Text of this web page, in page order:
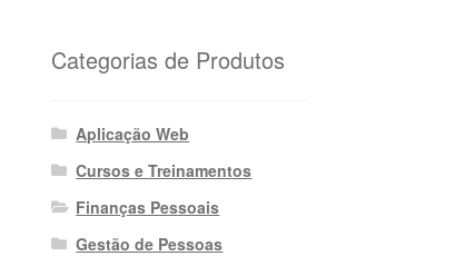
Categorias de Produtos
Aplicação Web
Cursos e Treinamentos
Finanças Pessoais
Gestão de Pessoas